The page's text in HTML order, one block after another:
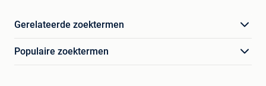
Gerelateerde zoektermen
Populaire zoektermen